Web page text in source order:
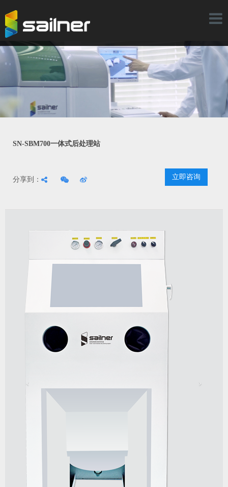
Toggle
SN-SBM700一体式后处理站
立即咨询
分享到：